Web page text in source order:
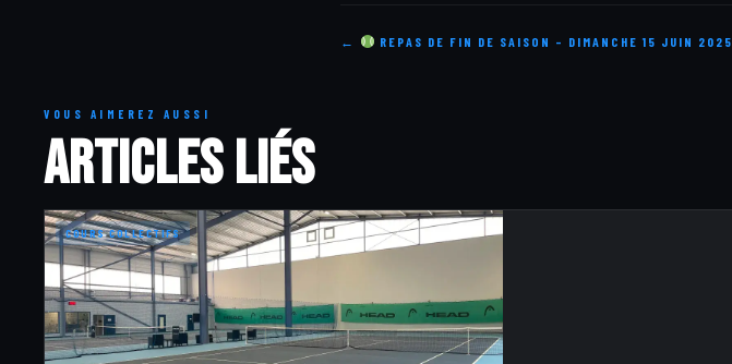
← REPAS DE FIN DE SAISON – DIMANCHE 15 JUIN 2025
VOUS AIMEREZ AUSSI
Articles liés
COURS COLLECTIFS